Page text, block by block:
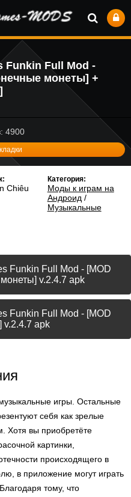
Funkin Full Mod -
монеты] +
4900
Chiêu
Категория:
Моды к играм на
Андроид /
Музыкальные
Funkin Full Mod - [MOD
v.2.4.7 apk
Funkin Full Mod - [MOD
apk
игры. Остальные
себя как зрелые
Хотя вы приобретёте
картинки,
происходящего в
в приложение могут играть
тому, что